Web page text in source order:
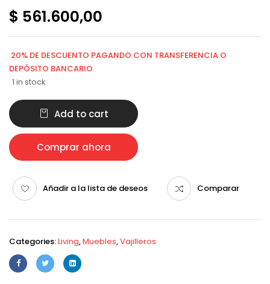
$ 561.600,00
20% DE DESCUENTO PAGANDO CON TRANSFERENCIA O
DEPÓSITO BANCARIO
1 in stock
Add to cart
Comprar ahora
Añadir a la lista de deseos Comparar
Categories:Living,Muebles,Vajilleros